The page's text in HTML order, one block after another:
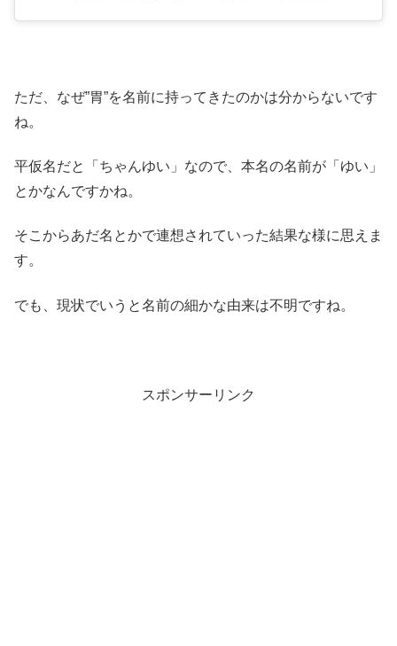
ただ、なぜ”胃”を名前に持ってきたのかは分からないです
ね。
平仮名だと「ちゃんゆい」なので、本名の名前が「ゆい」
とかなんですかね。
そこからあだ名とかで連想されていった結果な様に思えま
す。
でも、現状でいうと名前の細かな由来は不明ですね。
スポンサーリンク